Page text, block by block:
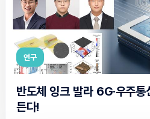
연구
반도체 잉크 발라 6G·우주
든다!